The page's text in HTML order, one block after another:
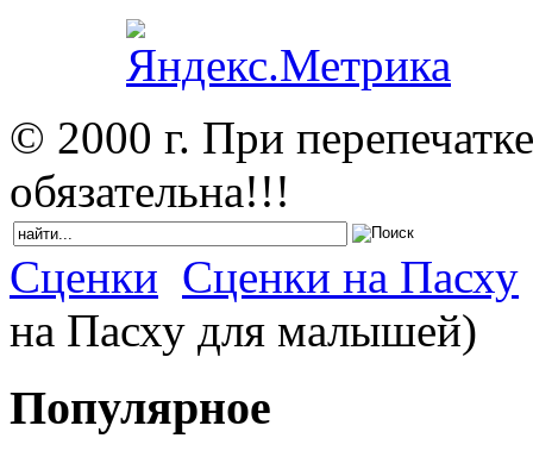
© 2000 г. При
обязательна!!!
Сценки Сценки на Пасху
на Пасху для малышей)
Популярное